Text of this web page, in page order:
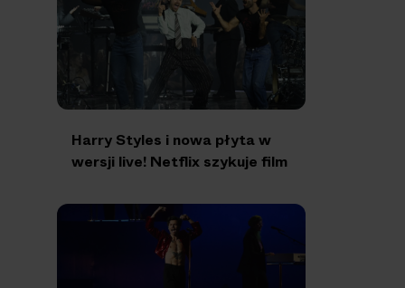
Harry Styles i nowa płyta w
wersji live! Netflix szykuje film